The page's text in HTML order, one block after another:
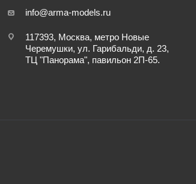
info@arma-models.ru
117393, Москва, метро Новые
Черемушки, ул. Гарибальди, д. 23,
ТЦ "Панорама", павильон 2П-65.